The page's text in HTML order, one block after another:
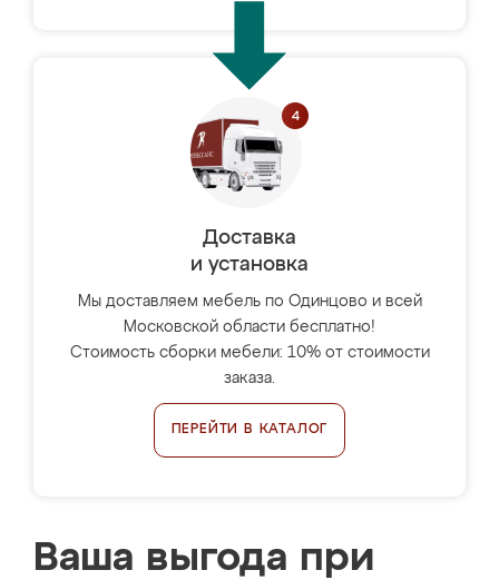
Доставка
и установка
Мы доставляем мебель по Одинцово и всей
Московской области бесплатно!
Стоимость сборки мебели: 10% от стоимости
заказа.
ПЕРЕЙТИ В КАТАЛОГ
Ваша выгода при